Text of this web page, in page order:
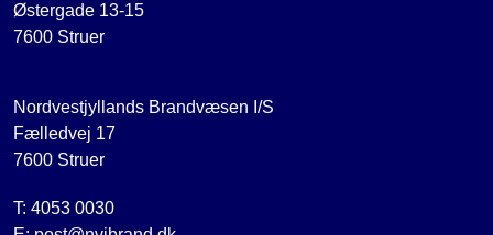
Østergade 13-15
7600 Struer
Nordvestjyllands Brandvæsen I/S
Fælledvej 17
7600 Struer
T: 4053 0030